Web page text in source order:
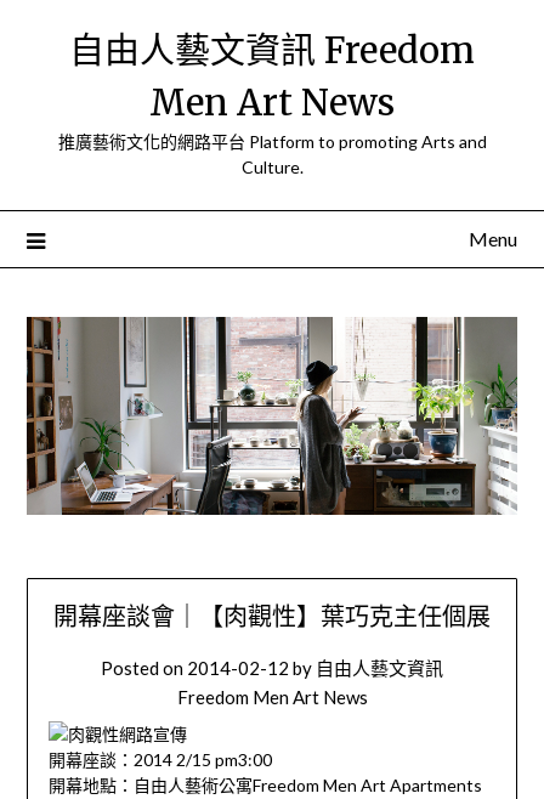
自由人藝文資訊 Freedom
Men Art News
推廣藝術文化的網路平台 Platform to promoting Arts and
Culture.
Menu
開幕座談會｜【肉觀性】葉巧克主任個展
Posted on 2014-02-12 by 自由人藝文資訊
Freedom Men Art News
開幕座談：2014 2/15 pm3:00
開幕地點：自由人藝術公寓Freedom Men Art Apartments